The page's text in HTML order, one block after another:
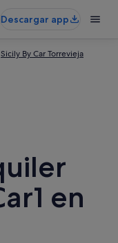
Descargar app
Sicily By Car Torrevieja
en